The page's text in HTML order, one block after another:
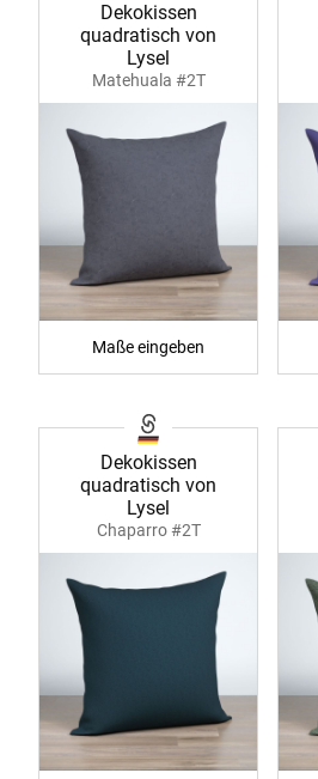
Dekokissen
quadratisch von
Lysel
Matehuala #2T
Maße eingeben
Dekokissen
quadratisch von
Lysel
Chaparro #2T